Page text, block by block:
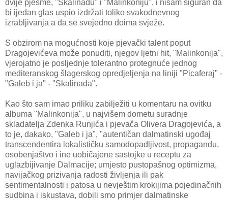
dvije pjesme, "Skalinadu" i "Malinkoniju", i nisam siguran da
bi ijedan glas uspio izdržati toliko svakodnevnog
izrabljivanja a da se svejedno doima svježe.
S obzirom na mogućnosti koje pjevački talent poput
Dragojevićeva može ponuditi, njegov ljetni hit, "Malinkonija",
vjerojatno je posljednje tolerantno protegnuće jednog
mediteranskog šlagerskog opredjeljenja na liniji "Picaferaj" -
"Galeb i ja" - "Skalinada".
Kao što sam imao priliku zabilježiti u komentaru na ovitku
albuma "Malinkonija", u najvišem dometu suradnje
skladatelja Zdenka Runjića i pjevača Olivera Dragojevića, a
to je, dakako, "Galeb i ja", "autentičan dalmatinski ugođaj
transcendentira lokalističku samodopadljivost, propagandu,
osobenjaštvo i ine uobičajene sastojke u receptu za
uglazbijivanje Dalmacije; umjesto pustopašnog optimizma,
navijačkog prizivanja radosti življenja ili pak
sentimentalnosti i patosa u nevještim krokijima pojedinačnih
sudbina i iskustava, dobili smo primjer dalmatinske